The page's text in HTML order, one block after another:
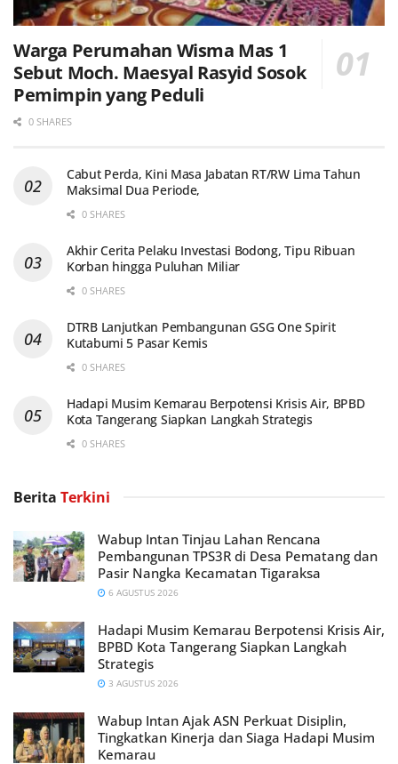
Warga Perumahan Wisma Mas 1
Sebut Moch. Maesyal Rasyid Sosok
Pemimpin yang Peduli
0 SHARES
Cabut Perda, Kini Masa Jabatan RT/RW Lima Tahun
Maksimal Dua Periode,
0 SHARES
Akhir Cerita Pelaku Investasi Bodong, Tipu Ribuan
Korban hingga Puluhan Miliar
0 SHARES
DTRB Lanjutkan Pembangunan GSG One Spirit
Kutabumi 5 Pasar Kemis
0 SHARES
Hadapi Musim Kemarau Berpotensi Krisis Air, BPBD
Kota Tangerang Siapkan Langkah Strategis
0 SHARES
Berita Terkini
Wabup Intan Tinjau Lahan Rencana
Pembangunan TPS3R di Desa Pematang dan
Pasir Nangka Kecamatan Tigaraksa
6 AGUSTUS 2026
Hadapi Musim Kemarau Berpotensi Krisis Air,
BPBD Kota Tangerang Siapkan Langkah
Strategis
3 AGUSTUS 2026
Wabup Intan Ajak ASN Perkuat Disiplin,
Tingkatkan Kinerja dan Siaga Hadapi Musim
Kemarau